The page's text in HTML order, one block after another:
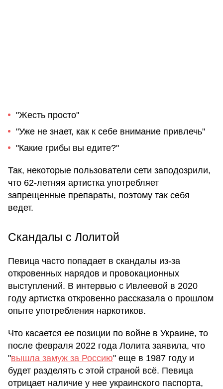
"Жесть просто"
"Уже не знает, как к себе внимание привлечь"
"Какие грибы вы едите?"
Так, некоторые пользователи сети заподозрили,
что 62-летняя артистка употребляет
запрещенные препараты, поэтому так себя
ведет.
Скандалы с Лолитой
Певица часто попадает в скандалы из-за
откровенных нарядов и провокационных
выступлений. В интервью с Ивлеевой в 2020
году артистка откровенно рассказала о прошлом
опыте употребления наркотиков.
Что касается ее позиции по войне в Украине, то
после февраля 2022 года Лолита заявила, что
"вышла замуж за Россию" еще в 1987 году и
будет разделять с этой страной всё. Певица
отрицает наличие у нее украинского паспорта,